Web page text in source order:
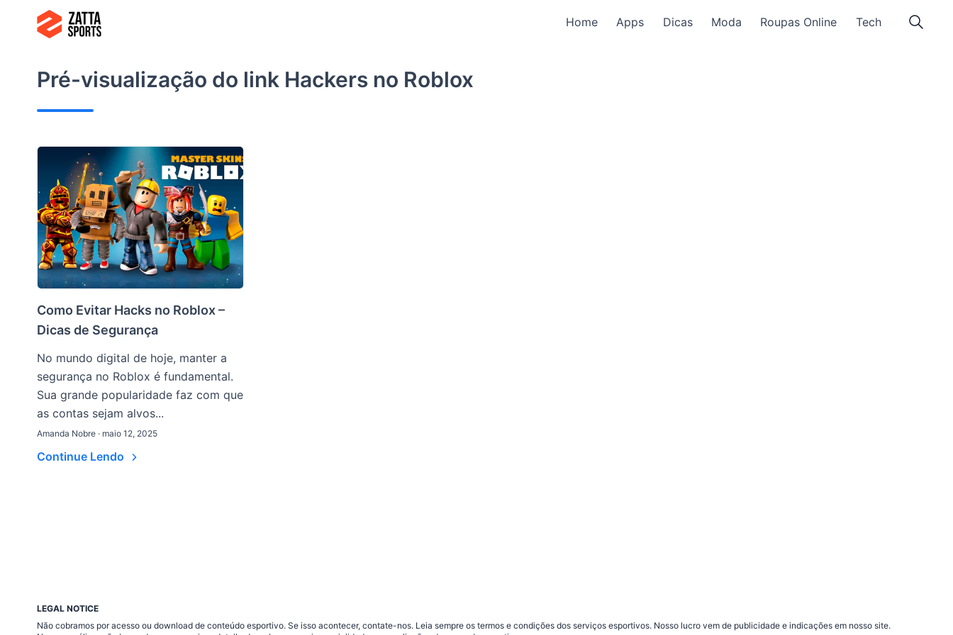
conteúdo
Home Apps Dicas Moda Roupas Online Tech
Pré-visualização do link Hackers no Roblox
Como Evitar Hacks no Roblox –
Dicas de Segurança
No mundo digital de hoje, manter a
segurança no Roblox é fundamental.
Sua grande popularidade faz com que
as contas sejam alvos...
Amanda Nobre · maio 12, 2025
Continue Lendo
LEGAL NOTICE
Não cobramos por acesso ou download de conteúdo esportivo. Se isso acontecer, contate-nos. Leia sempre os termos e condições dos serviços esportivos. Nosso lucro vem de publicidade e indicações em nosso site.